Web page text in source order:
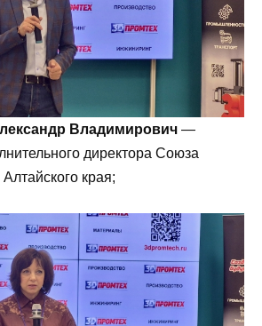
Владимирович —
директора Союза
края;